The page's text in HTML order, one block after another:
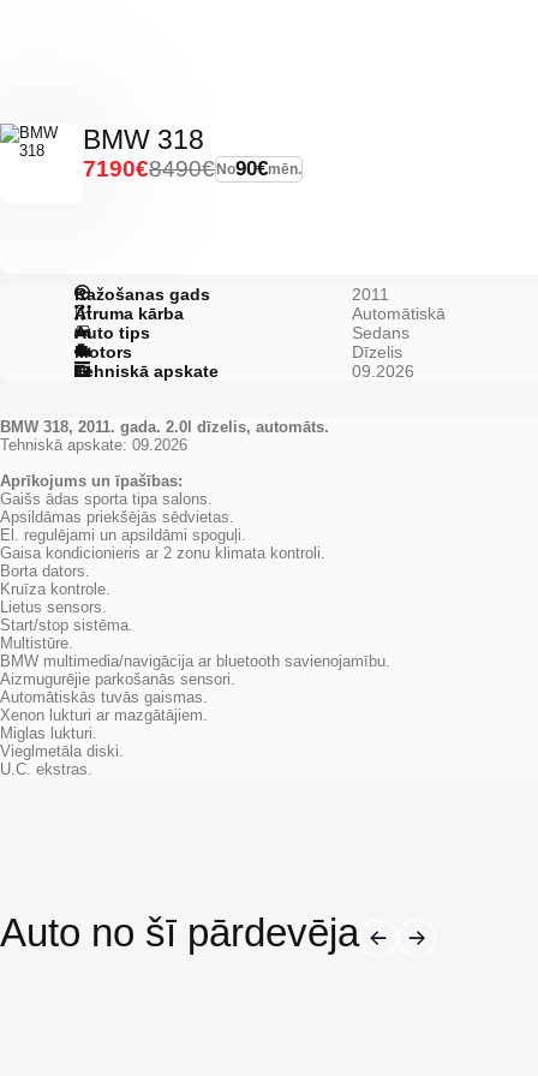
BMW 318
No90€mēn.
8490€
7190€
Ražošanas gads
2011
Ātruma kārba
Automātiskā
Auto tips
Sedans
Motors
Dīzelis
Tehniskā apskate
09.2026
BMW 318, 2011. gada. 2.0l dīzelis, automāts.
Tehniskā apskate: 09.2026
Aprīkojums un īpašības:
Gaišs ādas sporta tipa salons.
Apsildāmas priekšējās sēdvietas.
El. regulējami un apsildāmi spoguļi.
Gaisa kondicionieris ar 2 zonu klimata kontroli.
Borta dators.
Kruīza kontrole.
Lietus sensors.
Start/stop sistēma.
Multistūre.
BMW multimedia/navigācija ar bluetooth savienojamību.
Aizmugurējie parkošanās sensori.
Automātiskās tuvās gaismas.
Xenon lukturi ar mazgātājiem.
Miglas lukturi.
Vieglmetāla diski.
U.C. ekstras.
Auto no šī pārdevēja